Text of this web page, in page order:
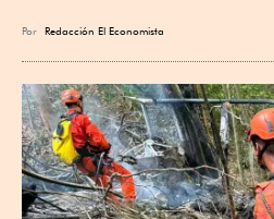
Por Redacción El Economista